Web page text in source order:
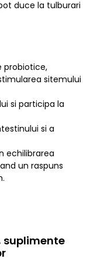
duce la tulburari
probiotice,
sitemului
si participa la
si a
echilibrarea
un raspuns
suplimente